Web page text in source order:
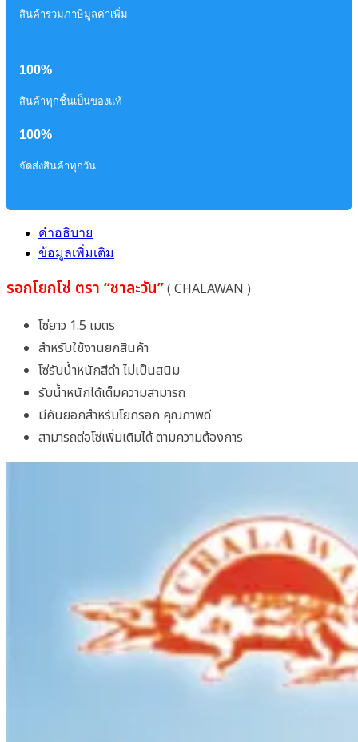
สินค้ารวมภาษีมูลค่าเพิ่ม
100%
สินค้าทุกชิ้นเป็นของแท้
100%
จัดส่งสินค้าทุกวัน
คำอธิบาย
ข้อมูลเพิ่มเติม
รอกโยกโซ่ ตรา “ชาละวัน”( CHALAWAN )
โซ่ยาว 1.5 เมตร
สำหรับใช้งานยกสินค้า
โซ่รับน้ำหนักสีดำ ไม่เป็นสนิม
รับน้ำหนักได้เต็มความสามารถ
มีคันยอกสำหรับโยกรอก คุณภาพดี
สามารถต่อโซ่เพิ่มเติมได้ ตามความต้องการ